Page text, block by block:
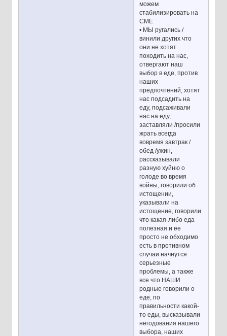
можем
стабилизировать на
СМЕ
• МЫ ругались /
винили других что
они не хотят
походить на нас,
отвергают наш
выбор в еде, против
наших
предпочтений, хотят
нас подсадить на
еду, подсаживали
нас на еду,
заставляли /просили
жрать всегда
вовремя завтрак /
обед /ужин,
рассказывали
разную хуйню о
голоде во время
войны, говорили об
истощении,
указывали на
истощение, говорили
что какая-либо еда
полезная и ее
просто не обходимо
есть в противном
случаи начнутся
серьезные
проблемы, а также
все что НАШИ
родные говорили о
еде, по
правильности какой-
то еды, высказывали
негодования нашего
выбора, наших